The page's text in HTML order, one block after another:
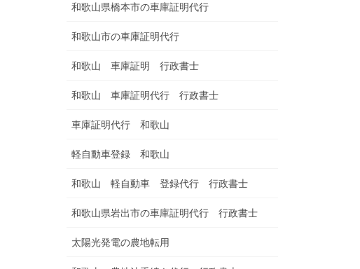
和歌山県橋本市の車庫証明代行
和歌山市の車庫証明代行
和歌山 車庫証明 行政書士
和歌山 車庫証明代行 行政書士
車庫証明代行 和歌山
軽自動車登録 和歌山
和歌山 軽自動車 登録代行 行政書士
和歌山県岩出市の車庫証明代行 行政書士
太陽光発電の農地転用